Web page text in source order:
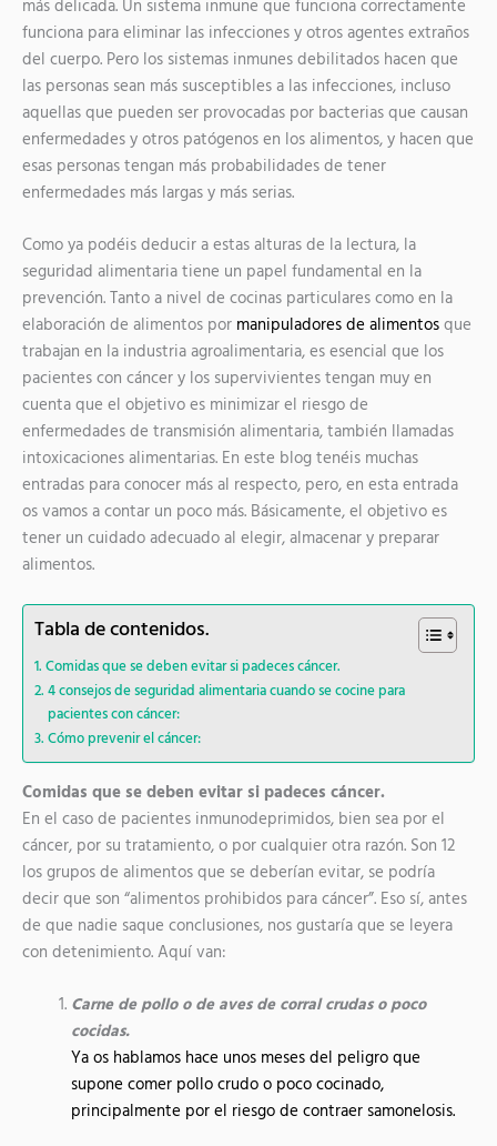
más delicada. Un sistema inmune que funciona correctamente
funciona para eliminar las infecciones y otros agentes extraños
del cuerpo. Pero los sistemas inmunes debilitados hacen que
las personas sean más susceptibles a las infecciones, incluso
aquellas que pueden ser provocadas por bacterias que causan
enfermedades y otros patógenos en los alimentos, y hacen que
esas personas tengan más probabilidades de tener
enfermedades más largas y más serias.
Como ya podéis deducir a estas alturas de la lectura, la
seguridad alimentaria tiene un papel fundamental en la
prevención. Tanto a nivel de cocinas particulares como en la
elaboración de alimentos por manipuladores de alimentos que
trabajan en la industria agroalimentaria, es esencial que los
pacientes con cáncer y los supervivientes tengan muy en
cuenta que el objetivo es minimizar el riesgo de
enfermedades de transmisión alimentaria, también llamadas
intoxicaciones alimentarias. En este blog tenéis muchas
entradas para conocer más al respecto, pero, en esta entrada
os vamos a contar un poco más. Básicamente, el objetivo es
tener un cuidado adecuado al elegir, almacenar y preparar
alimentos.
Tabla de contenidos.
Comidas que se deben evitar si padeces cáncer.
4 consejos de seguridad alimentaria cuando se cocine para
pacientes con cáncer:
Cómo prevenir el cáncer:
Comidas que se deben evitar si padeces cáncer.
En el caso de pacientes inmunodeprimidos, bien sea por el
cáncer, por su tratamiento, o por cualquier otra razón. Son 12
los grupos de alimentos que se deberían evitar, se podría
decir que son “alimentos prohibidos para cáncer”. Eso sí, antes
de que nadie saque conclusiones, nos gustaría que se leyera
con detenimiento. Aquí van:
Carne de pollo o de aves de corral crudas o poco
cocidas.
Ya os hablamos hace unos meses del peligro que
supone comer pollo crudo o poco cocinado,
principalmente por el riesgo de contraer samonelosis.